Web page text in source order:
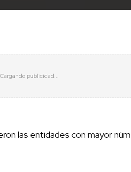
las entidades con mayor